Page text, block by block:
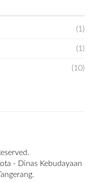
(1)
(1)
(10)
- Dinas Kebudayaan